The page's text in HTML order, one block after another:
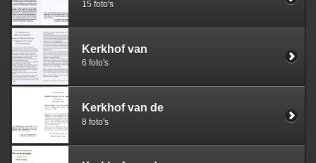
15 foto's
Kerkhof van
6 foto's
Kerkhof van de
8 foto's